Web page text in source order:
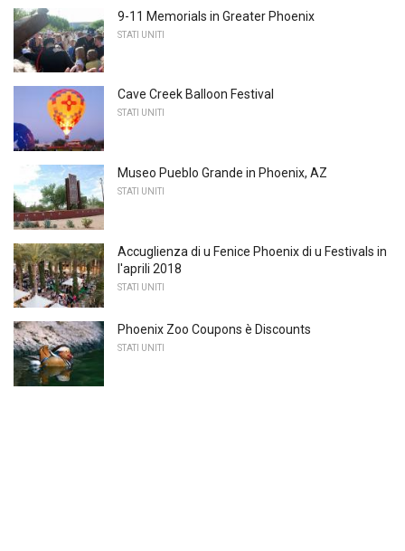
9-11 Memorials in Greater Phoenix
STATI UNITI
Cave Creek Balloon Festival
STATI UNITI
Museo Pueblo Grande in Phoenix, AZ
STATI UNITI
Accuglienza di u Fenice Phoenix di u Festivals in
l'aprili 2018
STATI UNITI
Phoenix Zoo Coupons è Discounts
STATI UNITI